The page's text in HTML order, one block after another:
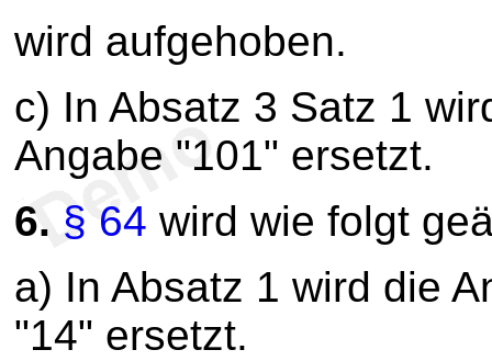
wird aufgehoben.
c) In Absatz 3 Satz 1
Angabe "101" ersetzt.
6. § 64 wird wie folgt
a) In Absatz 1 wird die
"14" ersetzt.